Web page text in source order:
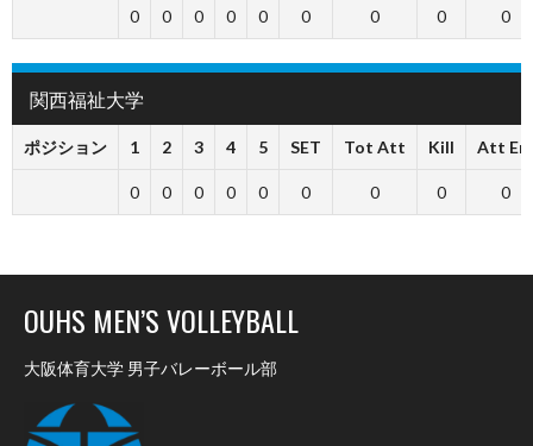
0 0 0 0 0 0 0 0 0
関西福祉大学
ポジション 1 2 3 4 5 SET Tot Att Kill Att Err
0 0 0 0 0 0 0 0 0
OUHS MEN’S VOLLEYBALL
大阪体育大学 男子バレーボール部